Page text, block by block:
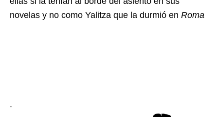
novelas y no como Yalitza que la durmió en Roma
.